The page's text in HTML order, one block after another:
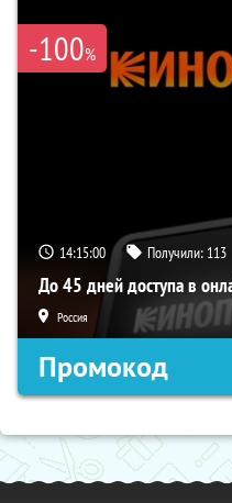
-100%
14:14:59 Получили: 113
До 45 дней доступа в
Россия
Промокод